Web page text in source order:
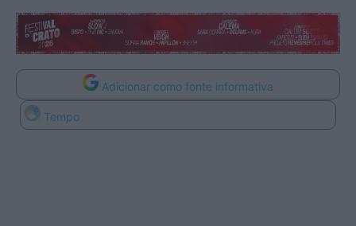
Adicionar como fonte informativa
Tempo